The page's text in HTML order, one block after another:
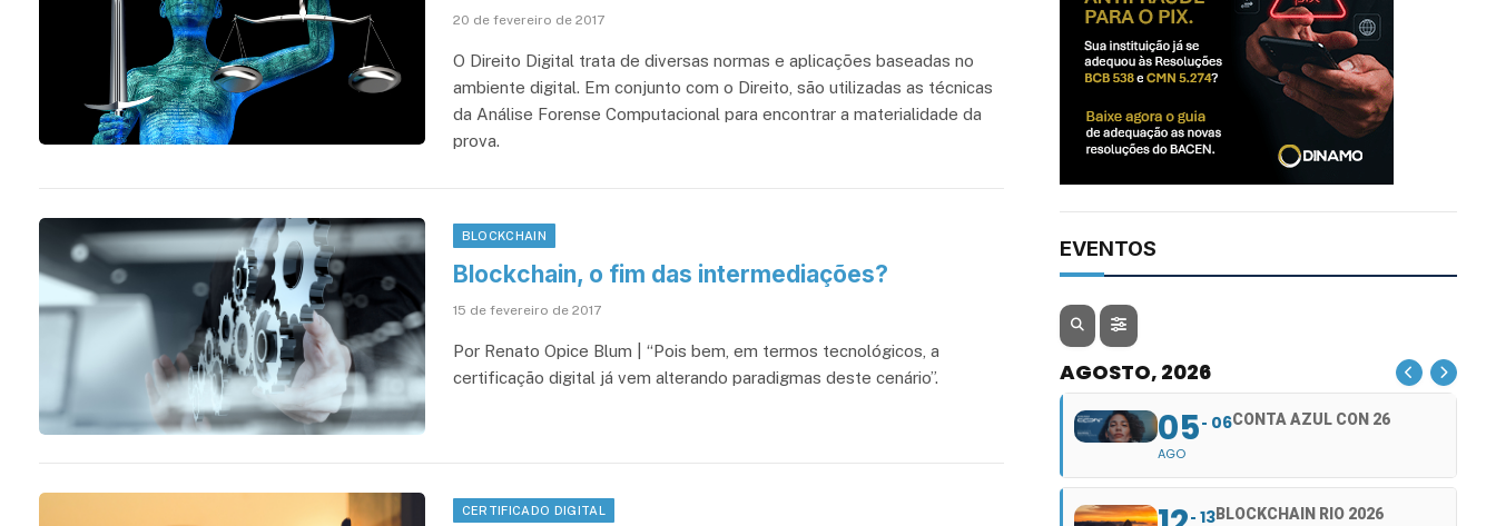
20 de fevereiro de 2017
O Direito Digital trata de diversas normas e aplicações baseadas no
ambiente digital. Em conjunto com o Direito, são utilizadas as técnicas
da Análise Forense Computacional para encontrar a materialidade da
prova.
BLOCKCHAIN
Blockchain, o fim das intermediações?
15 de fevereiro de 2017
Por Renato Opice Blum | “Pois bem, em termos tecnológicos, a
certificação digital já vem alterando paradigmas deste cenário”.
CERTIFICADO DIGITAL
EVENTOS
AGOSTO, 2026
05
AGO
06CONTA AZUL CON 26
13BLOCKCHAIN RIO 2026